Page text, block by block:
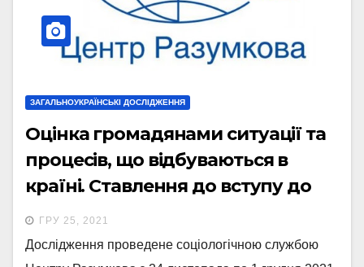
ЗАГАЛЬНОУКРАЇНСЬКІ ДОСЛІДЖЕННЯ
Оцінка громадянами ситуації та
процесів, що відбуваються в
країні. Ставлення до вступу до
Європейського союзу та НАТО
(листопад–грудень 2021р.)
ГРУ 25, 2021
Дослідження проведене соціологічною службою